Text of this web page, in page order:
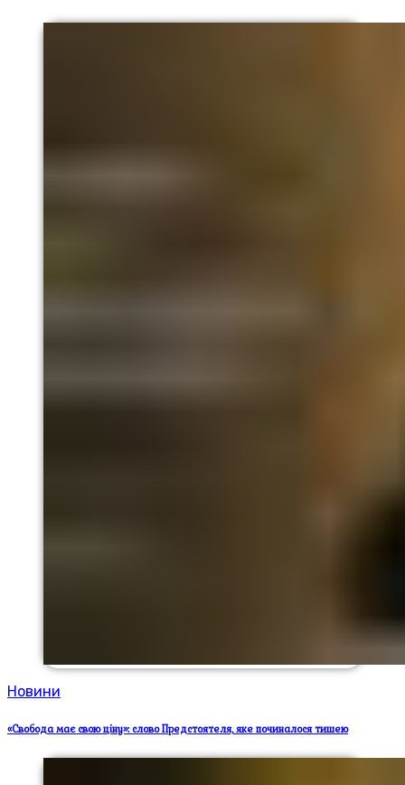
Новини
«Свобода має свою ціну»: слово Предстоятеля, яке починалося тишею